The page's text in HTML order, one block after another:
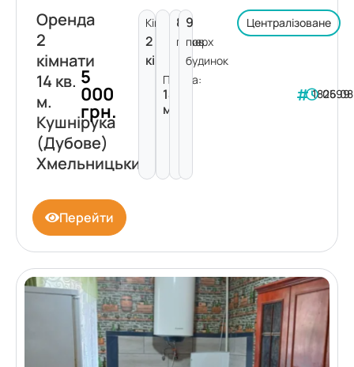
Оренда
2
кімнати
14 кв.
м.
Кушнірука
(Дубове)
Хмельницький
5
000
грн.
Кімнат:
2
кімнати
Площа:
14
м²
8
поверх
9
пов.
будинок
Централізоване
182599
Перейти